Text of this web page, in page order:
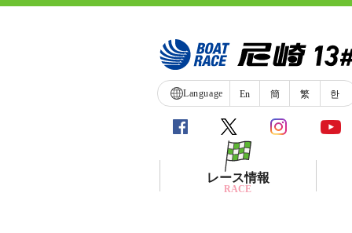
Language En 簡 繁 한
レース情報
RACE